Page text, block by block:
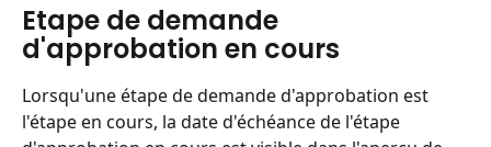
Etape de demande
d'approbation en cours
Lorsqu'une étape de demande d'approbation est
l'étape en cours, la date d'échéance de l'étape